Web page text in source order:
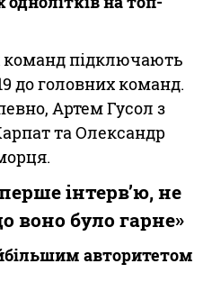
команд підключають
до головних команд.
Артем Гусол з
та Олександр
інтерв’ю, не
воно було гарне»
авторитетом